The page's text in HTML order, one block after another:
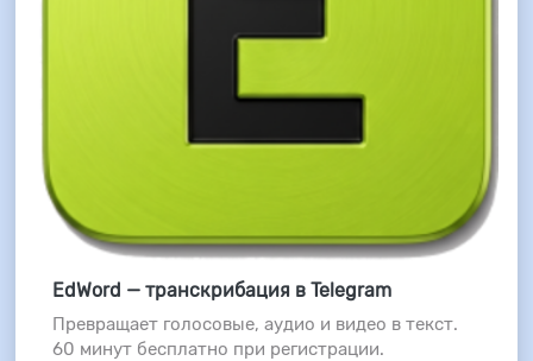
EdWord — транскрибация в Telegram
Превращает голосовые, аудио и видео в текст.
60 минут бесплатно при регистрации.